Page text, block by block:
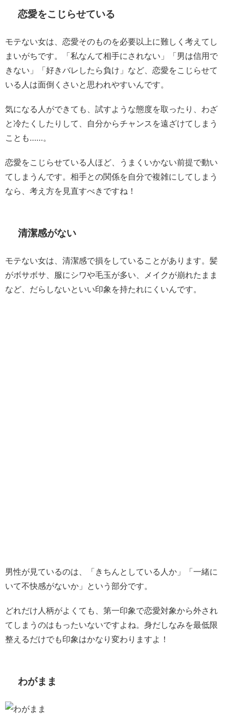
恋愛をこじらせている
モテない女は、恋愛そのものを必要以上に難しく考えてし
まいがちです。「私なんて相手にされない」「男は信用で
きない」「好きバレしたら負け」など、恋愛をこじらせて
いる人は面倒くさいと思われやすいんです。
気になる人ができても、試すような態度を取ったり、わざ
と冷たくしたりして、自分からチャンスを遠ざけてしまう
ことも……。
恋愛をこじらせている人ほど、うまくいかない前提で動い
てしまうんです。相手との関係を自分で複雑にしてしまう
なら、考え方を見直すべきですね！
清潔感がない
モテない女は、清潔感で損をしていることがあります。髪
がボサボサ、服にシワや毛玉が多い、メイクが崩れたまま
など、だらしないといい印象を持たれにくいんです。
男性が見ているのは、「きちんとしている人か」「一緒に
いて不快感がないか」という部分です。
どれだけ人柄がよくても、第一印象で恋愛対象から外され
てしまうのはもったいないですよね。身だしなみを最低限
整えるだけでも印象はかなり変わりますよ！
わがまま